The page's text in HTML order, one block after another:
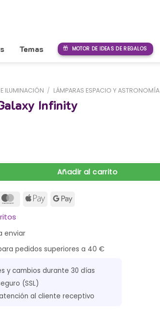
Temas MOTOR DE IDEAS DE REGALOS
ILUMINACIÓN / LÁMPARAS ESPACIO Y ASTRONOMÍA
Infinity
cantidad
Añadir al carrito
enviar
pedidos superiores a 40 €
y cambios durante 30 días
(SSL)
al cliente receptivo